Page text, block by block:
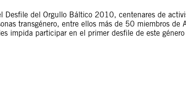
Desfile del Orgullo Báltico 2010, centenares de
transgénero, entre ellos más de 50 miembros de
impida participar en el primer desfile de este